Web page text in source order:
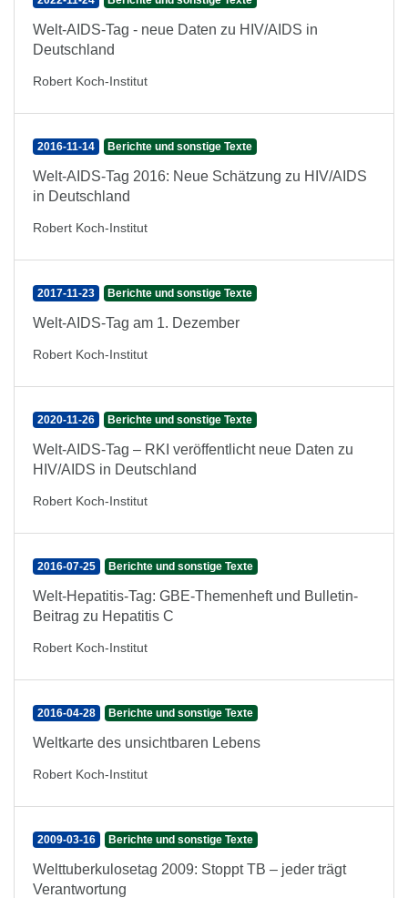
Welt-AIDS-Tag - neue Daten zu HIV/AIDS in
Deutschland
Robert Koch-Institut
2016-11-14 Berichte und sonstige Texte
Welt-AIDS-Tag 2016: Neue Schätzung zu HIV/AIDS
in Deutschland
Robert Koch-Institut
2017-11-23 Berichte und sonstige Texte
Welt-AIDS-Tag am 1. Dezember
Robert Koch-Institut
2020-11-26 Berichte und sonstige Texte
Welt-AIDS-Tag – RKI veröffentlicht neue Daten zu
HIV/AIDS in Deutschland
Robert Koch-Institut
2016-07-25 Berichte und sonstige Texte
Welt-Hepatitis-Tag: GBE-Themenheft und Bulletin-
Beitrag zu Hepatitis C
Robert Koch-Institut
2016-04-28 Berichte und sonstige Texte
Weltkarte des unsichtbaren Lebens
Robert Koch-Institut
2009-03-16 Berichte und sonstige Texte
Welttuberkulosetag 2009: Stoppt TB – jeder trägt
Verantwortung